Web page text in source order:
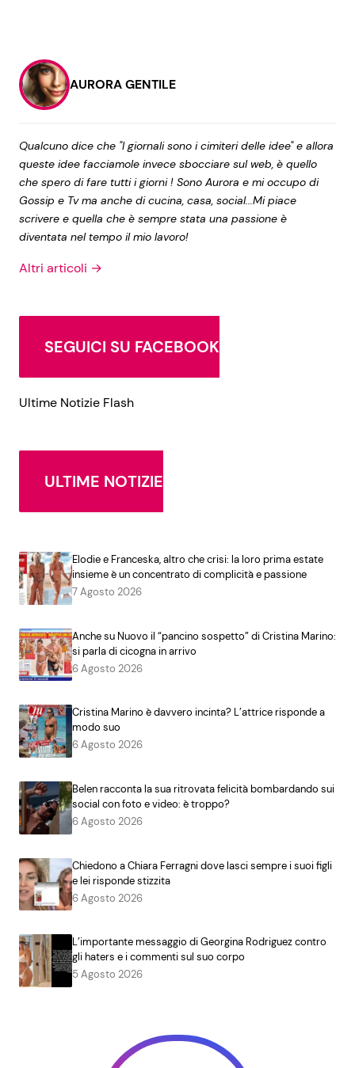
AURORA GENTILE
Qualcuno dice che "I giornali sono i cimiteri delle idee" e allora
queste idee facciamole invece sbocciare sul web, è quello
che spero di fare tutti i giorni ! Sono Aurora e mi occupo di
Gossip e Tv ma anche di cucina, casa, social...Mi piace
scrivere e quella che è sempre stata una passione è
diventata nel tempo il mio lavoro!
Altri articoli →
SEGUICI SU FACEBOOK
Ultime Notizie Flash
ULTIME NOTIZIE
Elodie e Franceska, altro che crisi: la loro prima estate
insieme è un concentrato di complicità e passione
7 Agosto 2026
Anche su Nuovo il “pancino sospetto” di Cristina Marino:
si parla di cicogna in arrivo
6 Agosto 2026
Cristina Marino è davvero incinta? L’attrice risponde a
modo suo
6 Agosto 2026
Belen racconta la sua ritrovata felicità bombardando sui
social con foto e video: è troppo?
6 Agosto 2026
Chiedono a Chiara Ferragni dove lasci sempre i suoi figli
e lei risponde stizzita
6 Agosto 2026
L’importante messaggio di Georgina Rodriguez contro
gli haters e i commenti sul suo corpo
5 Agosto 2026